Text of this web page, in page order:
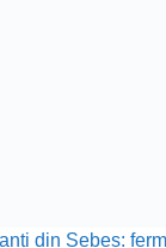
din Sebeș: